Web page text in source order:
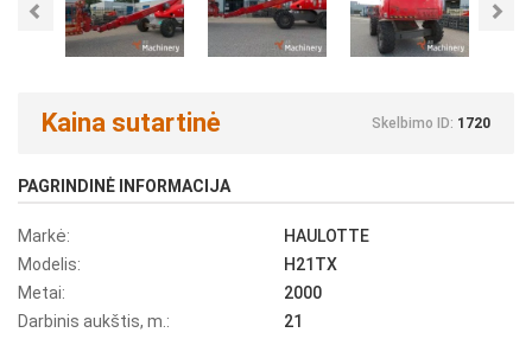
Previous
Kaina sutartinė Skelbimo ID: 1720
PAGRINDINĖ INFORMACIJA
Markė:
HAULOTTE
Modelis:
H21TX
Metai:
2000
Darbinis aukštis, m.:
21